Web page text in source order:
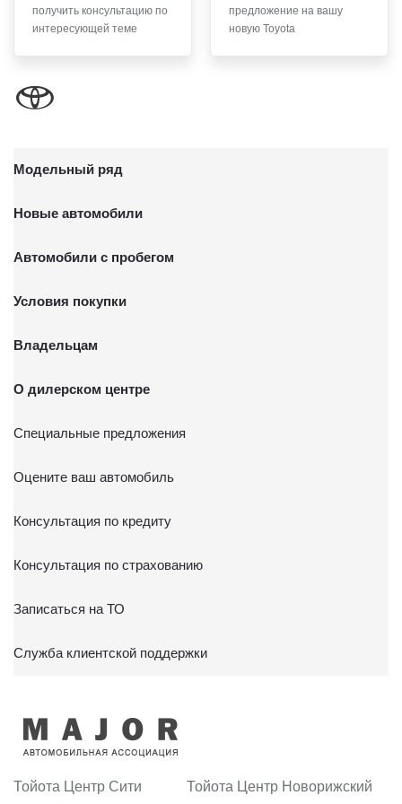
письменного заявления Обществу заказным почтовым
ТПЗ «Алтуфьево», вл. 5, стр. 1.
получить консультацию по
интересующей теме
предложение на вашу
новую Toyota
Модельный ряд
Новые автомобили
Автомобили с пробегом
Условия покупки
Владельцам
О дилерском центре
Специальные предложения
Оцените ваш автомобиль
Консультация по кредиту
Консультация по страхованию
Записаться на ТО
Служба клиентской поддержки
Тойота Центр Сити Тойота Центр Новорижский